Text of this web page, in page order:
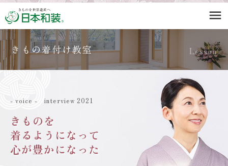
menu
Lesson
きもの着付け教室
- voice - interview 2021
きものを
着るようになって
心が豊かになった